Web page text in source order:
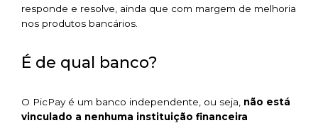
responde e resolve, ainda que com margem de melhoria
nos produtos bancários.
É de qual banco?
O PicPay é um banco independente, ou seja, não está
vinculado a nenhuma instituição financeira